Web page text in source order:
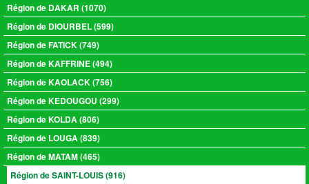
Région de DAKAR (1070)
Région de DIOURBEL (599)
Région de FATICK (749)
Région de KAFFRINE (494)
Région de KAOLACK (756)
Région de KEDOUGOU (299)
Région de KOLDA (806)
Région de LOUGA (839)
Région de MATAM (465)
Région de SAINT-LOUIS (916)